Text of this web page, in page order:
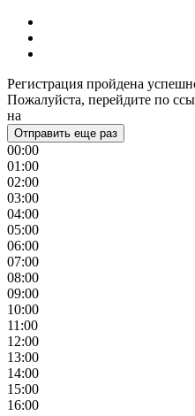
Регистрация пройдена
Пожалуйста, перейдите по
на
Отправить еще раз
00:00
01:00
02:00
03:00
04:00
05:00
06:00
07:00
08:00
09:00
10:00
11:00
12:00
13:00
14:00
15:00
16:00